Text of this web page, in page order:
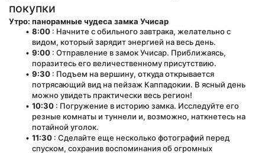
покупки
Утро: панорамные чудеса замка Учисар
8:00 : Начните с обильного завтрака, желательно с
видом, который зарядит энергией на весь день.
9:00 : Отправление в замок Учисар. Приближаясь,
поразитесь его величественному присутствию.
9:30 : Подъем на вершину, откуда открывается
потрясающий вид на пейзаж Каппадокии. В ясный день
можно увидеть практически весь регион!
10:30 : Погружение в историю замка. Исследуйте его
резные комнаты и туннели и, возможно, наткнетесь на
потайной уголок.
11:30 : Сделайте еще несколько фотографий перед
спуском, сохранив воспоминания об огромных